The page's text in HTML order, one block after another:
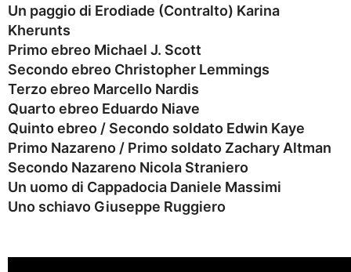
Un paggio di Erodiade (Contralto) Karina
Kherunts
Primo ebreo Michael J. Scott
Secondo ebreo Christopher Lemmings
Terzo ebreo Marcello Nardis
Quarto ebreo Eduardo Niave
Quinto ebreo / Secondo soldato Edwin Kaye
Primo Nazareno / Primo soldato Zachary Altman
Secondo Nazareno Nicola Straniero
Un uomo di Cappadocia Daniele Massimi
Uno schiavo Giuseppe Ruggiero